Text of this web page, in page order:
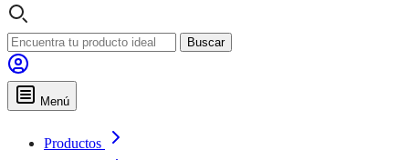
Buscar
Menú
Productos